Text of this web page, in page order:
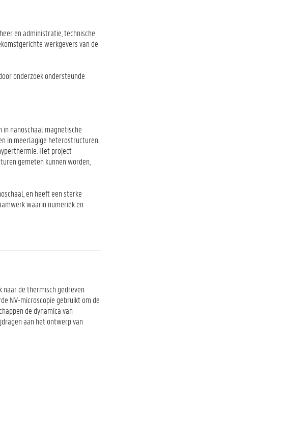
en administratie, technische
werkgevers van de
onderzoek ondersteunde
in nanoschaal magnetische
in meerlagige heterostructuren.
Het project
gemeten kunnen worden,
en heeft een sterke
waarin numeriek en
naar de thermisch gedreven
NV-microscopie gebruikt om de
de dynamica van
aan het ontwerp van